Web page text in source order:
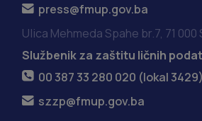
press@fmup.gov.ba
Ulica Mehmeda Spahe br.7, 71 000
Službenik za zaštitu ličnih
00 387 33 280 020 (lokal 3429)
szzp@fmup.gov.ba